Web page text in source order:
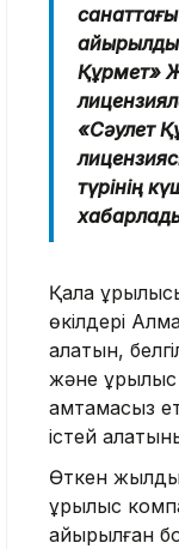
Құрмет»
«Сәулет
түрінің
хабарлады
Қала
өкілдері
алатын,
және
қамтамасыз
істей
Өткен
құрылыс
айырылған